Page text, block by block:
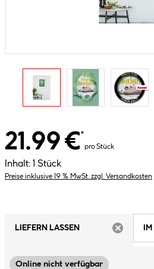
21.99 €*
pro Stück
Inhalt: 1 Stück
Preise inklusive 19 % MwSt. zzgl. Versandkosten
LIEFERN LASSEN
Online nicht verfügbar